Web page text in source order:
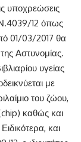
υποχρεώσεις
12 όπως
01/03/2017 θα
Αστυνομίας.
υγείας
με
του ζώου,
καθώς και
και